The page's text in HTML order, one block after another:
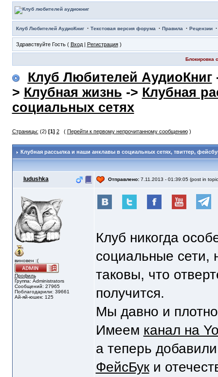
Клуб Любителей АудиоКниг· Текстовая версия форума · Правила · Рецензии
Здравствуйте Гость ( Вход| Регистрация)
Блокировка
Клуб Любителей АудиоКниг
> Клубная жизнь -> Клубная
социальных сетях
Страницы: (2) [1] 2( Перейти к первому непрочитанному сообщению)
Клубная рассылка и наши анклавы в социальных сетях, твиттер,
Iudushka Отправлено: 7.11.2013 - 01:39:05 (post in
виновен :(
Профиль
Группа: Administrators
Сообщений: 27965
Поблагодарили: 39661
Ай-яй-юшек: 125
Клуб никогда
социальные сети,
таковы, что
получится.
Мы давно и
Имеем канал на
а теперь
ФейсБуки